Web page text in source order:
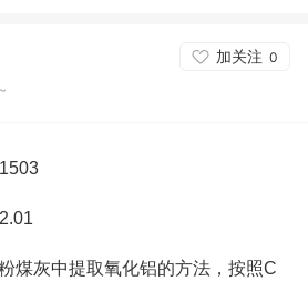
加关注 0
煤灰中提取氧化铝的方法，按照C